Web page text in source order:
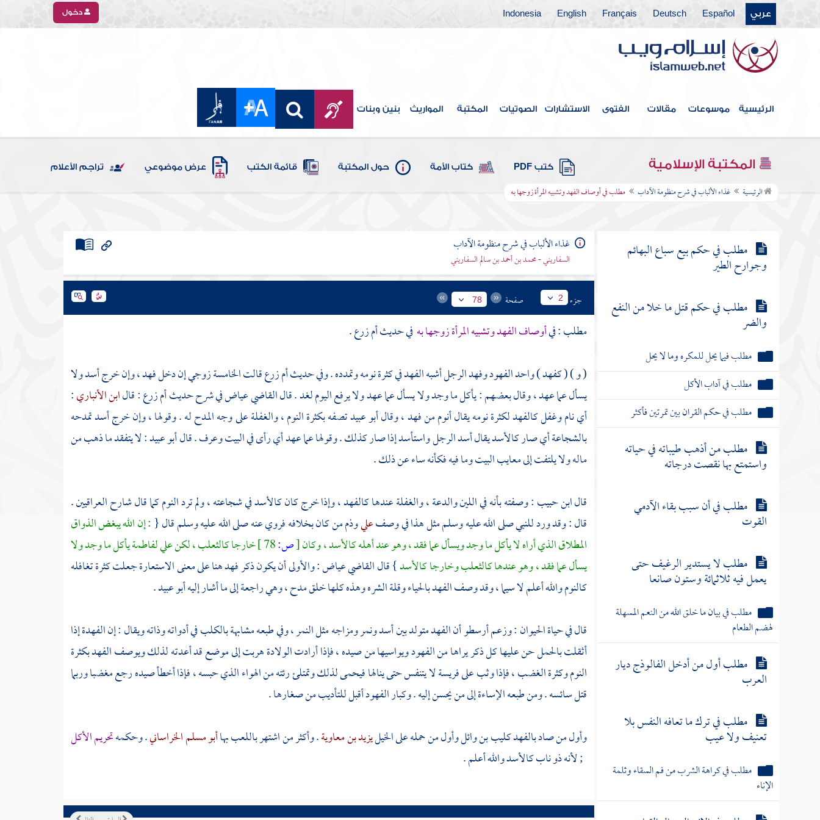
عربي Español
Deutsch
Français
English
Indonesia دخول
الرئيسية موسوعات مقالات الفتوى الاستشارات الصوتيات المكتبة المواريث بنين وبنات
المكتبة الإسلامية كتب PDF كتاب الأمة حول المكتبة قائمة الكتب عرض موضوعي تراجم الأعلام
الرئيسية غذاء الألباب في شرح منظومة الآداب مطلب في أوصاف الفهد وتشبيه المرأة زوجها به
حكم اقتناء الكلاب
مطلب في أول من اتخذ الكلب
الملائكة لا تدخل بيتا فيه كلب
مطلب في أوصاف الفهد وتشبيه
مطلب في حكم بيع سباع البهائم
وجوارح الطير
مطلب في حكم قتل ما خلا من النفع
والضر
مطلب فيما يحل للمكره وما لا يحل
مطلب في آداب الأكل
مطلب في حكم القران بين تمرتين فأكثر
مطلب من أذهب طيباته في حياته
واستمتع بها نقصت درجاته
مطلب في أن سبب بقاء الآدمي
القوت
مطلب لا يستدير الرغيف حتى
يعمل فيه ثلاثمائة وستون صانعا
مطلب في بيان ما خلق الله من النعم المسهلة
لهضم الطعام
مطلب أول من أدخل الفالوذج ديار
العرب
مطلب في ترك ما تعافه النفس بلا
تعنيف ولا عيب
مطلب في كراهة الشرب من فم السقاء وثلمة
الإناء
غذاء الألباب في شرح منظومة الآداب
السفاريني - محمد بن أحمد بن سالم السفاريني
جزء 2 صفحة 78
مطلب : فيأوصاف الفهد وتشبيه المرأة زوجها بهفي حديثأم زرع.
( و ) ( كفهد ) واحد الفهود وفهد الرجل أشبه الفهد في كثرة نومه وتمدده . وفي حديثأم زرعقالت الخامسة زوجي إن دخل فهد ، وإن خرج أسد ولا
يسأل عما عهد ، وقال بعضهم : يأكل ما وجد ولا يسأل عما عهد ولا يرفع اليوم لغد . قال القاضيعياضفي شرح حديثأم زرع: قالابن الأنباري:
أي نام وغفل كالفهد لكثرة نومه يقال أنوم من فهد ، وقالأبو عبيدتصفه بكثرة النوم ، والغفلة على وجه المدح له . وقولها ، وإن خرج أسد تمدحه
بالشجاعة أي صار كالأسد يقال أسد الرجل واستأسد إذا صار كذلك . وقولها عما عهد أي رأى في البيت وعرف . قالأبو عبيد: لا يتفقد ما ذهب من
ماله ولا يلتفت إلى معايب البيت وما فيه فكأنه ساء عن ذلك .
قالابن حبيب: وصفته بأنه في اللين والدعة ، والغفلة عندها كالفهد ، وإذا خرج كان كالأسد في شجاعته ، ولم ترد النوم كما قال شارح العراقيين .
قال : وقد ورد للنبي صلى الله عليه وسلم مثل هذا في وصفعليوذم من كان بخلافه فروي عنه صلى الله عليه وسلم قال {: إن الله يبغض الذواق
المطلاق الذي أراه لا يأكل ما وجد ويسأل عما فقد ، وهو عند أهله كالأسد ، وكان[ص:
خارجا كالثعلب ، لكن علي لفاطمة يأكل ما وجد ولا
يسأل عما فقد ، وهو عندها كالثعلب وخارجا كالأسد} قال القاضيعياض: والأولى أن يكون ذكر فهد هنا على معنى الاستعارة جعلت كثرة تغافله
كالنوم والله أعلم لا سيما ، وقد وصف الفهد بالحياء وقلة الشره وهذه كلها خلق مدح ، وهي راجعة إلى ما أشار إليهأبو عبيد.
قال في حياة الحيوان : وزعمأرسطوأن الفهد متولد بين أسد ونمر ومزاجه مثل النمر ، وفي طبعه مشابهة بالكلب في أدواته وذاته ويقال : إن الفهدة إذا
أثقلت بالحمل حن عليها كل ذكر يراها من الفهود ويواسيها من صيده ، فإذا أرادت الولادة هربت إلى موضع قد أعدته لذلك ويوصف الفهد بكثرة
النوم وكثرة الغضب ، فإذا وثب على فريسة لا يتنفس حتى ينالها فيحمى لذلك وتمتلئ رئته من الهواء الذي حبسه ، فإذا أخطأ صيده رجع مغضبا وربما
قتل سائسه . ومن طبعه الإساءة إلى من يحسن إليه . وكبار الفهود أقبل للتأديب من صغارها .
وأول من صاد بالفهدكليب بن وائلوأول من حمله على الخيليزيد بن معاوية. وأكثر من اشتهر باللعب بهاأبو مسلم الخراساني. وحكمهتحريم الأكل
; لأنه ذو ناب كالأسد والله أعلم .